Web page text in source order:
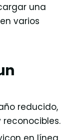
una
varios
reducido,